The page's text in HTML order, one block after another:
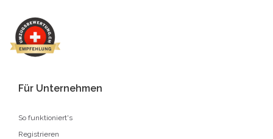
Für Unternehmen
So funktioniert's
Registrieren